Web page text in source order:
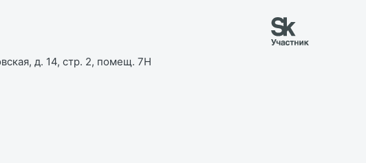
д. 14, стр. 2, помещ. 7Н